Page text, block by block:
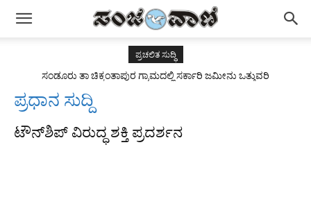
ಪ್ರಚಲಿತ ಸುದ್ಧಿ
ಸಂಡೂರು ತಾ ಚಿಕ್ಕಂತಾಪುರ ಗ್ರಾಮದಲ್ಲಿ ಸರ್ಕಾರಿ ಜಮೀನು ಒತ್ತುವರಿ
ಪ್ರಧಾನ ಸುದ್ದಿ
ಟೌನ್‌ಶಿಪ್ ವಿರುದ್ಧ ಶಕ್ತಿ ಪ್ರದರ್ಶನ